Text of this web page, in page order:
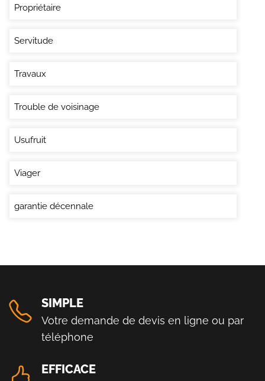
Propriétaire
Servitude
Travaux
Trouble de voisinage
Usufruit
Viager
garantie décennale
SIMPLE
Votre demande de devis en ligne ou par
téléphone
EFFICACE